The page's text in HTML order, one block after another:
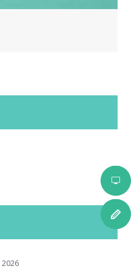
2026